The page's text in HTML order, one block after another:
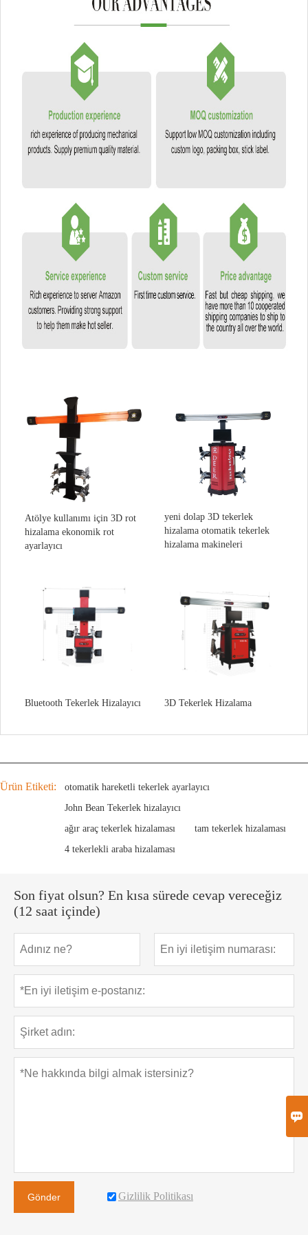
Atölye kullanımı için 3D rot
hizalama ekonomik rot
ayarlayıcı
yeni dolap 3D tekerlek
hizalama otomatik tekerlek
hizalama makineleri
Bluetooth Tekerlek Hizalayıcı 3D Tekerlek Hizalama
Ürün Etiketi:
otomatik hareketli tekerlek ayarlayıcı
John Bean Tekerlek hizalayıcı
ağır araç tekerlek hizalaması
tam tekerlek hizalaması
4 tekerlekli araba hizalaması
Son fiyat olsun? En kısa sürede cevap vereceğiz
(12 saat içinde)
Gönder Gizlilik Politikası
